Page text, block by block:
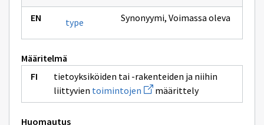
type Synonyymi, Voimassa oleva
Määritelmä
tietoyksiköiden tai -rakenteiden ja niihin
liittyvien toimintojen Avaa
uuden
ikkunan
määrittely
Huomautus